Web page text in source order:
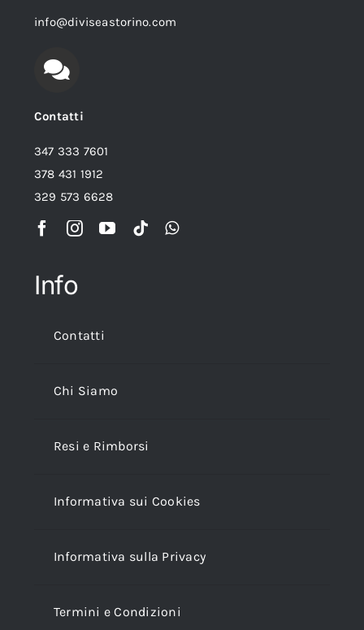
info@diviseastorino.com
Contatti
347 333 7601
378 431 1912
329 573 6628
Info
Contatti
Chi Siamo
Resi e Rimborsi
Informativa sui Cookies
Informativa sulla Privacy
Termini e Condizioni